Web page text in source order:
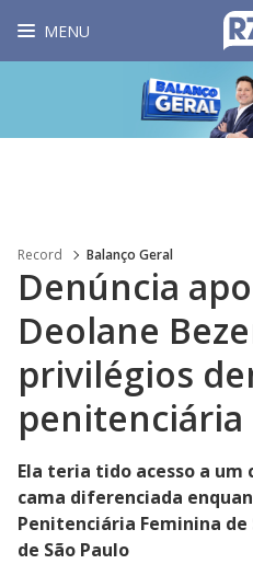
MENU
Record Balanço Geral
Denúncia
Deolane
privilégios
penitenciária
Ela teria tido acesso a um
cama diferenciada
Penitenciária Feminina
de São Paulo